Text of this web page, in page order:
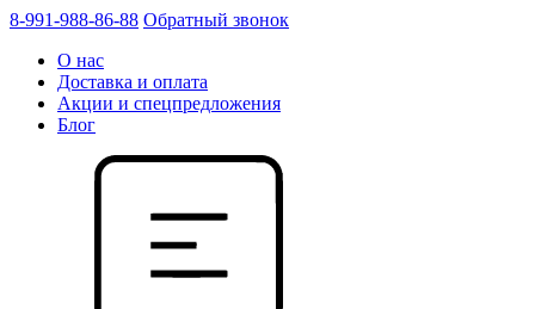
8-991-988-86-88 Обратный звонок
О нас
Доставка и оплата
Акции и спецпредложения
Блог